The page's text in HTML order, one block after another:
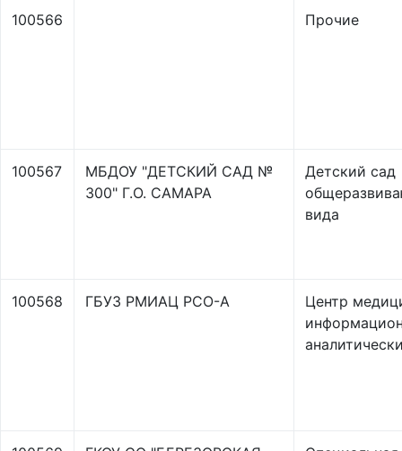
100566 Прочие
100567
МБДОУ "ДЕТСКИЙ САД №
300" Г.О. САМАРА
Детский сад
вида
100568 ГБУЗ РМИАЦ РСО-А
Центр